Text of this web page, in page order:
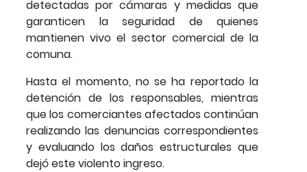
detectadas por cámaras y medidas que
garanticen la seguridad de quienes
mantienen vivo el sector comercial de la
comuna.
Hasta el momento, no se ha reportado la
detención de los responsables, mientras
que los comerciantes afectados continúan
realizando las denuncias correspondientes
y evaluando los daños estructurales que
dejó este violento ingreso.